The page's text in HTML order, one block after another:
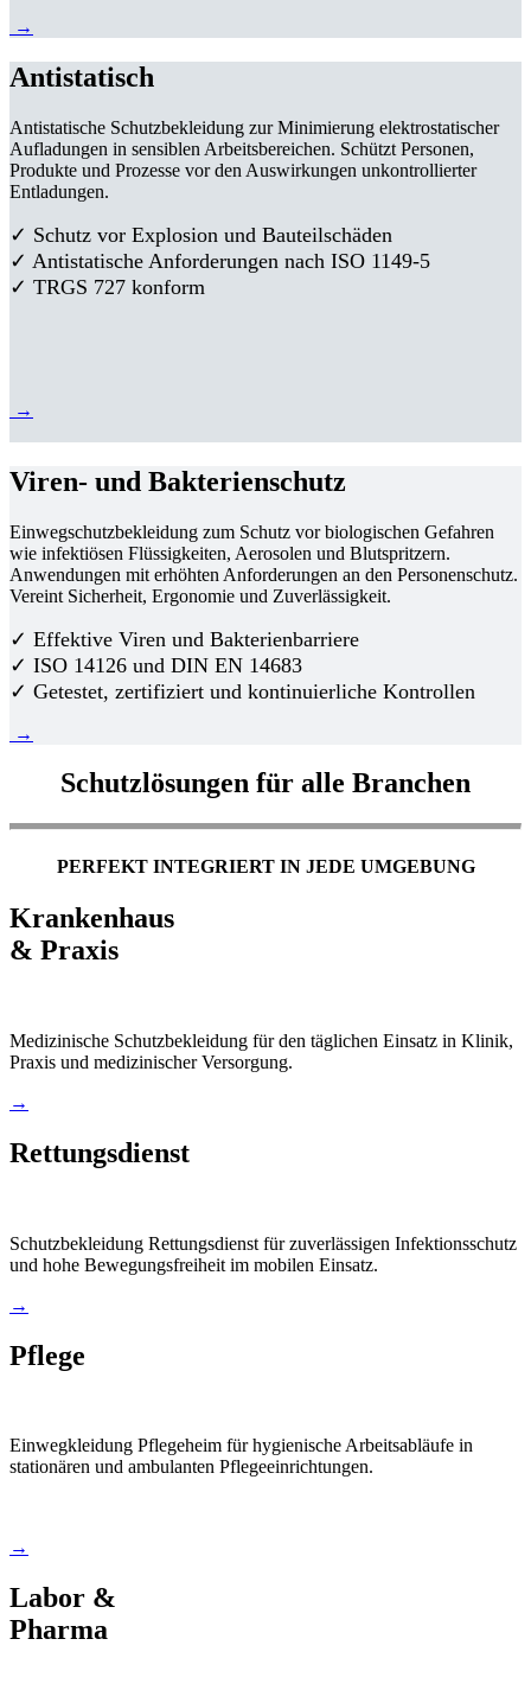
→
Antistatisch
Antistatische Schutzbekleidung zur Minimierung elektrostatischer
Aufladungen in sensiblen Arbeitsbereichen. Schützt Personen,
Produkte und Prozesse vor den Auswirkungen unkontrollierter
Entladungen.
✓ Schutz vor Explosion und Bauteilschäden
✓ Antistatische Anforderungen nach ISO 1149-5
✓ TRGS 727 konform
→
Viren- und Bakterienschutz
Einwegschutzbekleidung zum Schutz vor biologischen Gefahren
wie infektiösen Flüssigkeiten, Aerosolen und Blutspritzern.
Anwendungen mit erhöhten Anforderungen an den Personenschutz.
Vereint Sicherheit, Ergonomie und Zuverlässigkeit.
✓ Effektive Viren und Bakterienbarriere
✓ ISO 14126 und DIN EN 14683
✓ Getestet, zertifiziert und kontinuierliche Kontrollen
→
Schutzlösungen für alle Branchen
PERFEKT INTEGRIERT IN JEDE UMGEBUNG
Krankenhaus
& Praxis
Medizinische Schutzbekleidung für den täglichen Einsatz in Klinik,
Praxis und medizinischer Versorgung.
→
Rettungsdienst
Schutzbekleidung Rettungsdienst für zuverlässigen Infektionsschutz
und hohe Bewegungsfreiheit im mobilen Einsatz.
→
Pflege
Einwegkleidung Pflegeheim für hygienische Arbeitsabläufe in
stationären und ambulanten Pflegeeinrichtungen.
→
Labor &
Pharma